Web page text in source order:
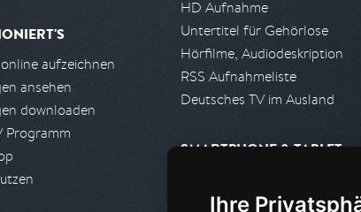
Ihre
aufzeichnen
ansehen
downloaden
Programm
HD Aufnahme
Untertitel für Gehörlose
Hörfilme, Audiodeskription
RSS Aufnahmeliste
Deutsches TV im Ausland
SMARTPHONE & TABLET
Android App